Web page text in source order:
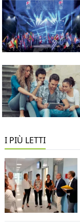
I PIÙ LETTI